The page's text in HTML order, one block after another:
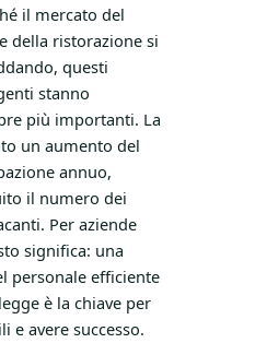
il mercato del
della ristorazione si
questi
stanno
più importanti. La
un aumento del
annuo,
il numero dei
Per aziende
significa: una
personale efficiente
è la chiave per
e avere successo.